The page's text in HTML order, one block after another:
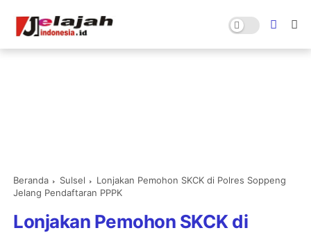
Beranda Sulsel
Lonjakan Pemohon SKCK di Polres Soppeng
Jelang Pendaftaran PPPK
Lonjakan Pemohon SKCK di